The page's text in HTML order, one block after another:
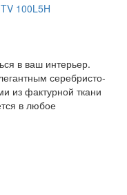
100L5H
в ваш интерьер.
серебристо-
из фактурной ткани
в любое